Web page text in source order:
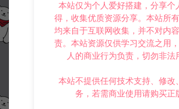
资源下载
本站仅为个人爱好搭建，分享个
得，收集优质资源分享。本站所
均来自于互联网收集，并不对内
责。本站资源仅供学习交流之用
人的商业行为负责，切勿非法
本站不提供任何技术支持、修改
务，若需商业使用请购买正